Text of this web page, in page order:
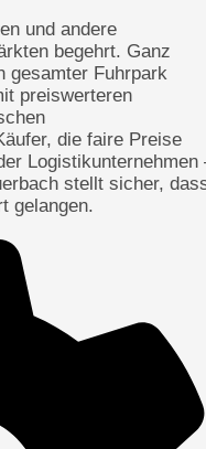
und andere
begehrt. Ganz
gesamter Fuhrpark
preiswerteren
die faire Preise
Logistikunternehmen
stellt sicher,
gelangen.